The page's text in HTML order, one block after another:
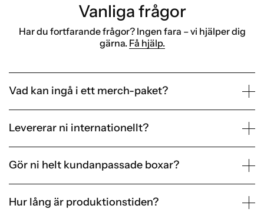
Vanliga frågor
Har du fortfarande frågor? Ingen fara – vi hjälper dig
gärna. Få hjälp.
Vad kan ingå i ett merch-paket?
Levererar ni internationellt?
Gör ni helt kundanpassade boxar?
Hur lång är produktionstiden?